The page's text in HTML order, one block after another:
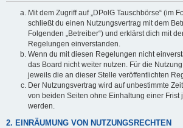
Mit dem Zugriff auf „DPolG Tauschbörse“ (im
schließt du einen Nutzungsvertrag mit dem
Folgenden „Betreiber“) und erklärst dich mit
Regelungen einverstanden.
Wenn du mit diesen Regelungen nicht
das Board nicht weiter nutzen. Für die
jeweils die an dieser Stelle veröffentlichten
Der Nutzungsvertrag wird auf unbestimmte
von beiden Seiten ohne Einhaltung einer Frist
werden.
2. EINRÄUMUNG VON NUTZUNGSRECHTEN